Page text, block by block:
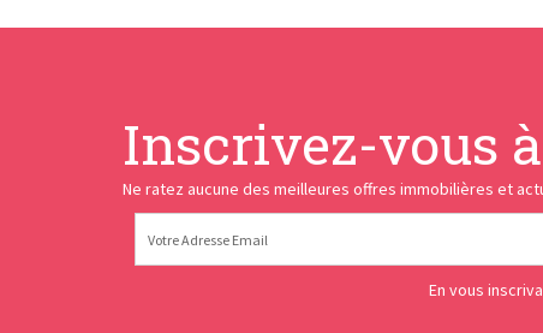
Inscrivez-vous
Ne ratez aucune des meilleures offres immobilières et
En vous